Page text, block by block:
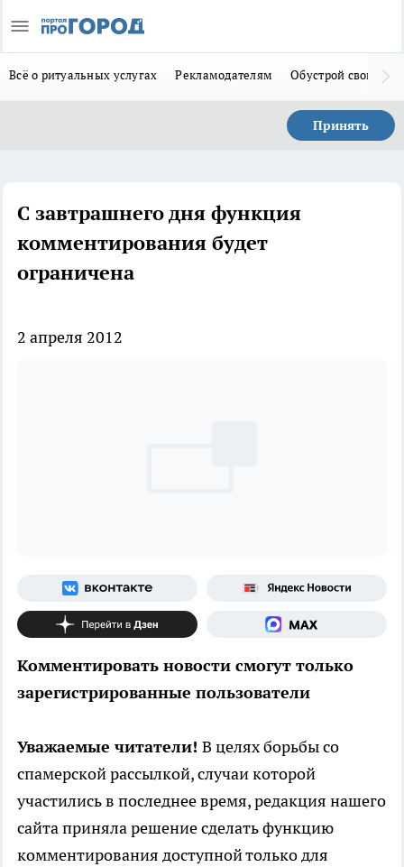
Всё о ритуальных услугах Рекламодателям Обустрой свой дом
Принять
С завтрашнего дня функция
комментирования будет
ограничена
2 апреля 2012
Комментировать новости смогут только
зарегистрированные пользователи
Уважаемые читатели! В целях борьбы со
спамерской рассылкой, случаи которой
участились в последнее время, редакция нашего
сайта приняла решение сделать функцию
комментирования доступной только для